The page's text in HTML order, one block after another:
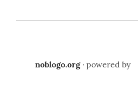
noblogo.org· powered by